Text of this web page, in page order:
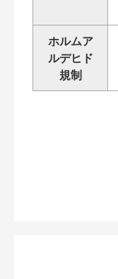
ホルムア
ルデヒド
規制